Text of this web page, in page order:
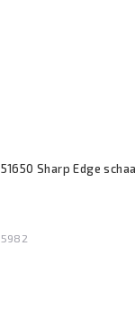
51650 Sharp Edge
5982